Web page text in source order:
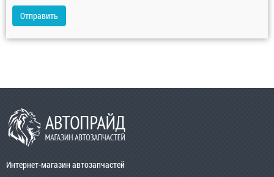
Отправить
Интернет-магазин автозапчастей